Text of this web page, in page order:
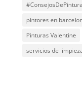
#ConsejosDePintura
pintores en
Pinturas Valentine
servicios de